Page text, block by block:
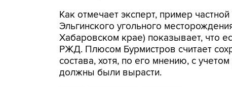
Как отмечает эксперт, пример
Эльгинского угольного
Хабаровском крае) показывает, что
РЖД. Плюсом Бурмистров считает
состава, хотя, по его мнению, с
должны были вырасти.